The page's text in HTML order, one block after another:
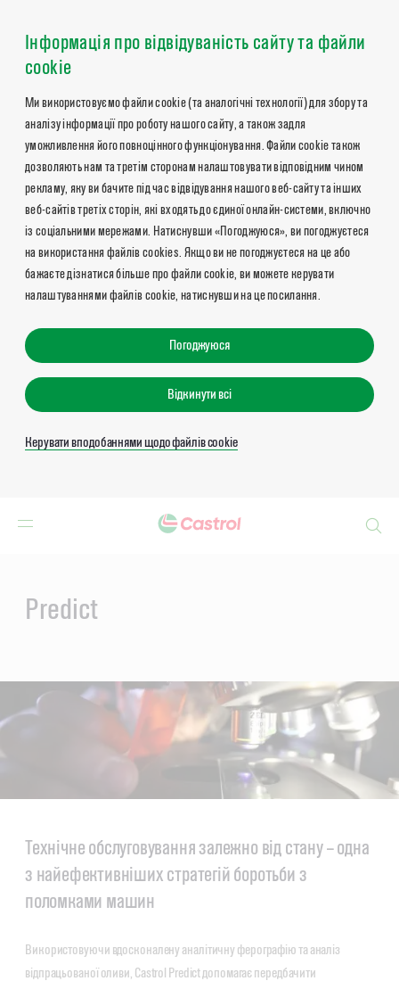
Інформація про відвідуваність сайту та файли
cookie
Ми використовуємо файли cookie (та аналогічні технології) для збору та
аналізу інформації про роботу нашого сайту, а також задля
уможливлення його повноцінного функціонування. Файли cookie також
дозволяють нам та третім сторонам налаштовувати відповідним чином
рекламу, яку ви бачите під час відвідування нашого веб-сайту та інших
веб-сайтів третіх сторін, які входять до єдиної онлайн-системи, включно
із соціальними мережами. Натиснувши «Погоджуюся», ви погоджуєтеся
на використання файлів cookies. Якщо ви не погоджуєтеся на це або
бажаєте дізнатися більше про файли cookie, ви можете керувати
налаштуваннями файлів cookie, натиснувши на це посилання.
Погоджуюся
Відкинути всі
Керувати вподобаннями щодо файлів cookie
Predict
Технічне обслуговування залежно від стану – одна
з найефективніших стратегій боротьби з
поломками машин
Використовуючи вдосконалену аналітичну ферографію та аналіз
відпрацьованої оливи, Castrol Predict допомагає передбачити